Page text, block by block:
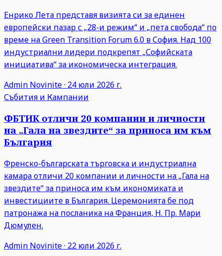
Енрико Лета представя визията си за единен
европейски пазар с „28-и режим“ и „пета свобода“ по
време на Green Transition Forum 6.0 в София. Над 100
индустриални лидери подкрепят „Софийската
инициатива“ за икономическа интеграция.
Admin Novinite· 24 юли 2026 г.
Събития и Кампании
ФБТИК отличи 20 компании и личности
на „Гала на звездите“ за приноса им към
България
Френско-българската търговска и индустриална
камара отличи 20 компании и личности на „Гала на
звездите“ за приноса им към икономиката и
инвестициите в България. Церемонията бе под
патронажа на посланика на Франция, Н. Пр. Мари
Дюмулен.
Admin Novinite· 22 юли 2026 г.